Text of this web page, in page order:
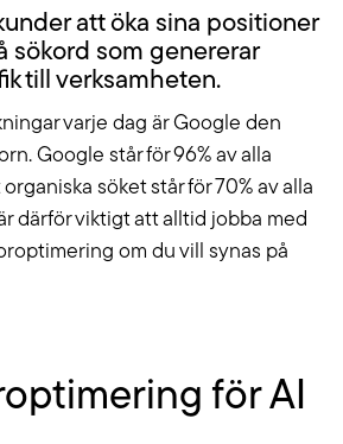
att öka sina positioner
sökord som genererar
till verksamheten.
varje dag är Google den
Google står för 96% av alla
söket står för 70% av alla
därför viktigt att alltid jobba med
om du vill synas på
för AI